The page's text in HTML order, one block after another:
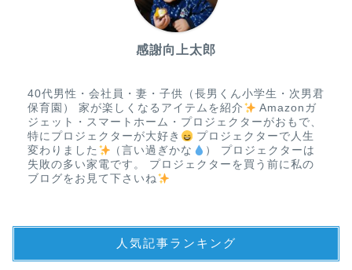
感謝向上太郎
40代男性・会社員・妻・子供（長男くん小学生・次男君
保育園） 家が楽しくなるアイテムを紹介
Amazonガ
ジェット・スマートホーム・プロジェクターがおもで、
特にプロジェクターが大好き
プロジェクターで人生
変わりました
（言い過ぎかな
） プロジェクターは
失敗の多い家電です。 プロジェクターを買う前に私の
ブログをお見て下さいね
人気記事ランキング